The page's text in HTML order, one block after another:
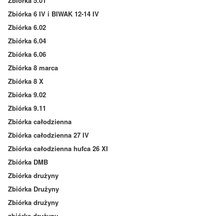
Zbiórka 6 IV i BIWAK 12-14 IV
Zbiórka 6.02
Zbiórka 6.04
Zbiórka 6.06
Zbiórka 8 marca
Zbiórka 8 X
Zbiórka 9.02
Zbiórka 9.11
Zbiórka całodzienna
Zbiórka całodzienna 27 IV
Zbiórka całodzienna hufca 26 XI
Zbiórka DMB
Zbiórka drużyny
Zbiórka Drużyny
Zbiórka drużyny